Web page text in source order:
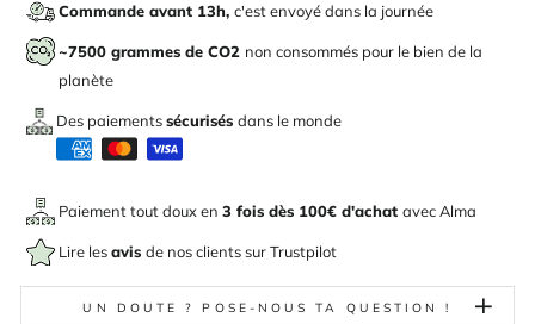
Commande avant 13h, c'est envoyé dans la journée
~7500 grammes de CO2 non consommés pour le bien de la
planète
Des paiementssécurisés dans le monde
Paiement tout doux en 3 fois dès 100€ d'achat avecAlma
Lire lesavis de nos clients sur Trustpilot
UN DOUTE ? POSE-NOUS TA QUESTION !